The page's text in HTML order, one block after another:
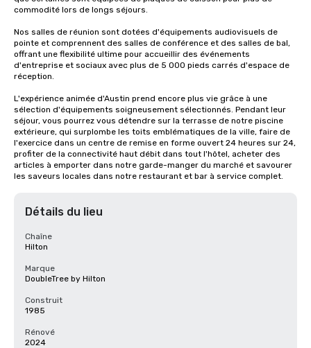
commodité lors de longs séjours.
Nos salles de réunion sont dotées d'équipements audiovisuels de
pointe et comprennent des salles de conférence et des salles de bal,
offrant une flexibilité ultime pour accueillir des événements
d'entreprise et sociaux avec plus de 5 000 pieds carrés d'espace de
réception.
L'expérience animée d'Austin prend encore plus vie grâce à une
sélection d'équipements soigneusement sélectionnés. Pendant leur
séjour, vous pourrez vous détendre sur la terrasse de notre piscine
extérieure, qui surplombe les toits emblématiques de la ville, faire de
l'exercice dans un centre de remise en forme ouvert 24 heures sur 24,
profiter de la connectivité haut débit dans tout l'hôtel, acheter des
articles à emporter dans notre garde-manger du marché et savourer
les saveurs locales dans notre restaurant et bar à service complet.
Détails du lieu
Chaîne
Hilton
Marque
DoubleTree by Hilton
Construit
1985
Rénové
2024